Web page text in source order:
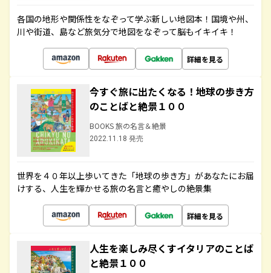
各国の地形や関係性をなぞって学ぶ新しい地図本！国境や州、
川や街道、島など旅気分で地図をなぞって脳もイキイキ！
詳細を見る
今すぐ旅に出たくなる！地球の歩き方
のことばと絶景１００
BOOKS 旅の名言＆絶景
2022.11.18 発売
世界を４０年以上歩いてきた「地球の歩き方」があなたにお届
けする、人生を輝かせる旅の名言と癒やしの絶景集
詳細を見る
人生を楽しみ尽くすイタリアのことば
と絶景１００